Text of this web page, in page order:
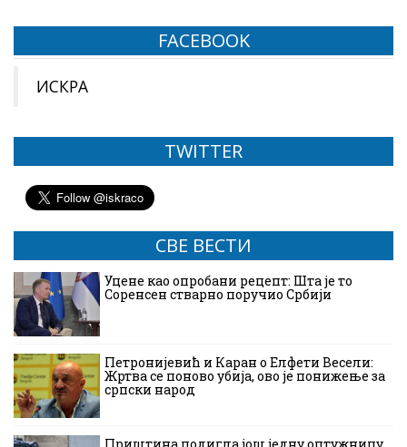
FACEBOOK
ИСКРА
TWITTER
СВЕ ВЕСТИ
Уцене као опробани рецепт: Шта је то
Соренсен стварно поручио Србији
Петронијевић и Каран о Елфети Весели:
Жртва се поново убија, ово је понижење за
српски народ